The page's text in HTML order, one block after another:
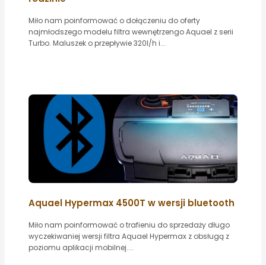
Miło nam poinformować o dołączeniu do oferty
najmłodszego modelu filtra wewnętrzengo Aquael z serii
Turbo. Maluszek o przepływie 320l/h i...
Aquael Hypermax 4500T w wersji bluetooth
Miło nam poinformować o trafieniu do sprzedaży długo
wyczekiwaniej wersji filtra Aquael Hypermax z obsługą z
poziomu aplikacji mobilnej....